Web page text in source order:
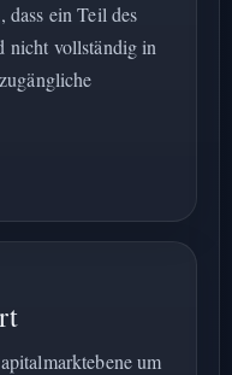
dass ein Teil des
nicht vollständig in
um